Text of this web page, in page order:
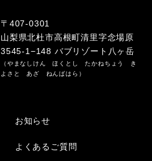
〒407-0301
山梨県北杜市高根町清里字念場原
3545-1−148 バブリゾート八ヶ岳
（やまなしけん ほくとし たかねちょう き
よさと あざ ねんばはら）
お知らせ
よくあるご質問